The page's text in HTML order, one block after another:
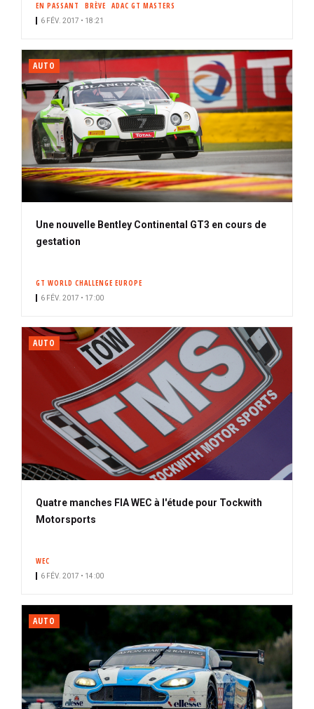
EN PASSANT BRÈVE ADAC GT MASTERS
6 FÉV. 2017 • 18:21
AUTO
Une nouvelle Bentley Continental GT3 en cours de
gestation
GT WORLD CHALLENGE EUROPE
6 FÉV. 2017 • 17:00
AUTO
Quatre manches FIA WEC à l'étude pour Tockwith
Motorsports
WEC
6 FÉV. 2017 • 14:00
AUTO